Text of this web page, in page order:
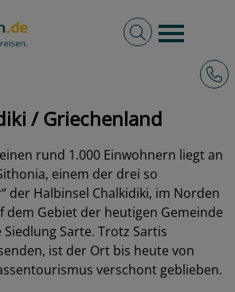
Burger
Volltextsuche
/ Griechenland
rund 1.000 Einwohnern liegt an
einem der drei so
der Halbinsel Chalkidiki, im Norden
dem Gebiet der heutigen Gemeinde
Sarte. Trotz Sartis
ist der Ort bis heute von
verschont geblieben.